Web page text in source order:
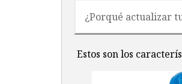
¿Porqué actualizar
Estos son los